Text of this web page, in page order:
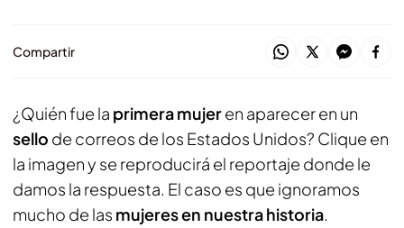
Compartir
¿Quién fue la primera mujeren aparecer en un
sello de correos de los Estados Unidos? Clique en
la imagen y se reproducirá el reportaje donde le
damos la respuesta. El caso es que ignoramos
mucho de las mujeres en nuestra historia.